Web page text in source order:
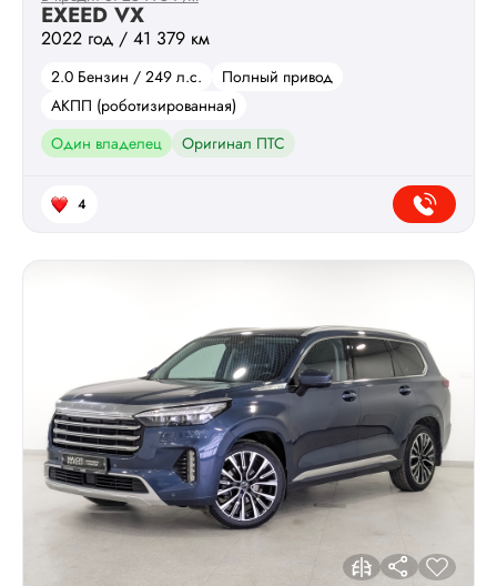
EXEED VX
2022 год / 41 379 км
2.0 Бензин / 249 л.с.
Полный привод
АКПП (роботизированная)
Один владелец
Оригинал ПТС
4